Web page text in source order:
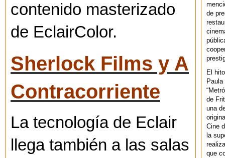
contenido masterizado
de EclairColor.
Sherlock Films y A
Contracorriente
La tecnología de Eclair
llega también a las salas
de
El
de
una
Cine
la
que